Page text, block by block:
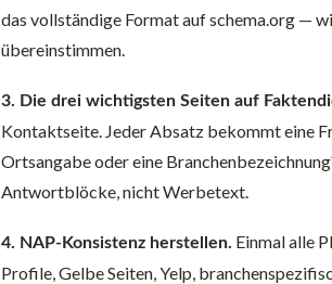
das vollständige Format auf schema.org —
übereinstimmen.
3. Die drei wichtigsten Seiten auf
Kontaktseite. Jeder Absatz bekommt eine
Ortsangabe oder eine
Antwortblöcke, nicht Werbetext.
4. NAP-Konsistenz herstellen. Einmal alle
Profile, Gelbe Seiten, Yelp,